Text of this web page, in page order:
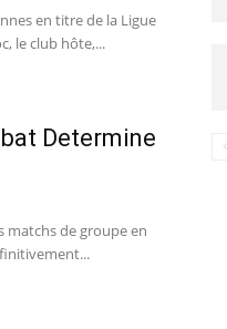
en titre de la Ligue
le club hôte,...
bat Determine
matchs de groupe en